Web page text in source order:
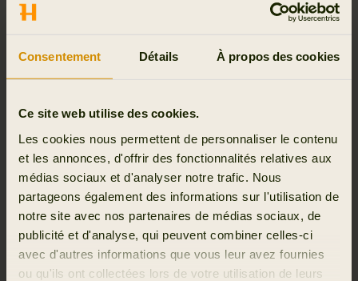
Consentement Détails À propos des cookies
Ce site web utilise des cookies.
Les cookies nous permettent de personnaliser le contenu
et les annonces, d'offrir des fonctionnalités relatives aux
médias sociaux et d'analyser notre trafic. Nous
partageons également des informations sur l'utilisation de
notre site avec nos partenaires de médias sociaux, de
publicité et d'analyse, qui peuvent combiner celles-ci
avec d'autres informations que vous leur avez fournies
ou qu'ils ont collectées lors de votre utilisation de leurs
For woolen products, simply air them, because wool has a self-
cleaning feature. If you need to wash the clothes, use the special
wool program in your washing machine.